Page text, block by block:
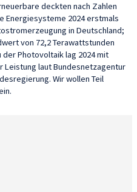
deckten nach Zahlen
Energiesysteme 2024 erstmals
in Deutschland;
von 72,2 Terawattstunden
Photovoltaik lag 2024 mit
Leistung laut Bundesnetzagentur
Wir wollen Teil